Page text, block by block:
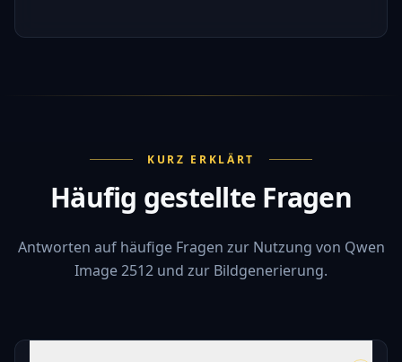
KURZ ERKLÄRT
Häufig gestellte Fragen
Antworten auf häufige Fragen zur Nutzung von Qwen
Image 2512 und zur Bildgenerierung.